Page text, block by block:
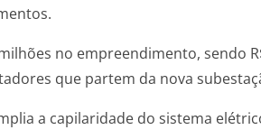
no empreendimento, sendo
que partem da nova
a capilaridade do sistema